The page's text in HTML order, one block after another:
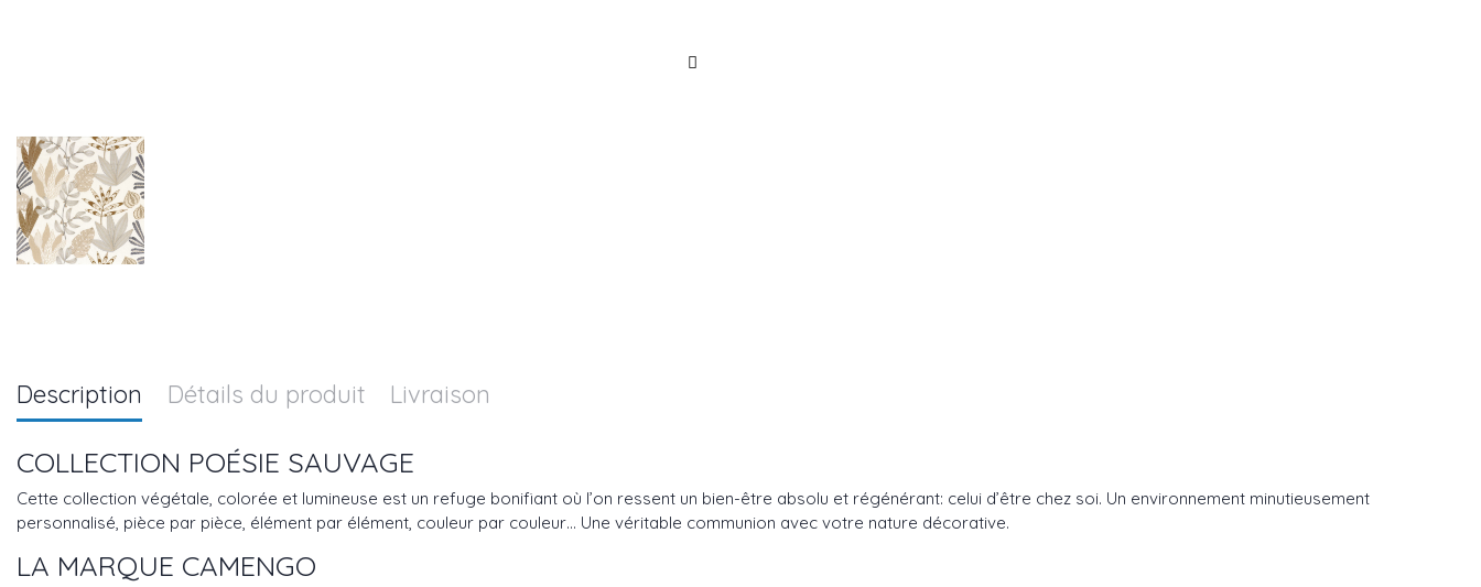
Description Détails du produit Livraison
COLLECTION POÉSIE SAUVAGE
Cette collection végétale, colorée et lumineuse est un refuge bonifiant où l’on ressent un bien-être absolu et régénérant: celui d’être chez soi. Un environnement minutieusement
personnalisé, pièce par pièce, élément par élément, couleur par couleur… Une véritable communion avec votre nature décorative.
LA MARQUE CAMENGO